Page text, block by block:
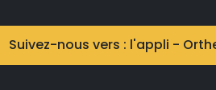
au
contenu
Suivez-nous vers : l'appli -